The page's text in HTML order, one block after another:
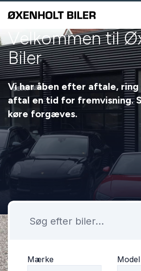
Velkommen til
Biler
Vi har åben efter aftale, ring
aftal en tid for fremvisning.
køre forgæves.
Mærke Model